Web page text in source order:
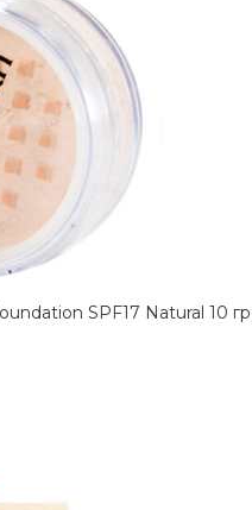
SPF17 Natural 10 гр